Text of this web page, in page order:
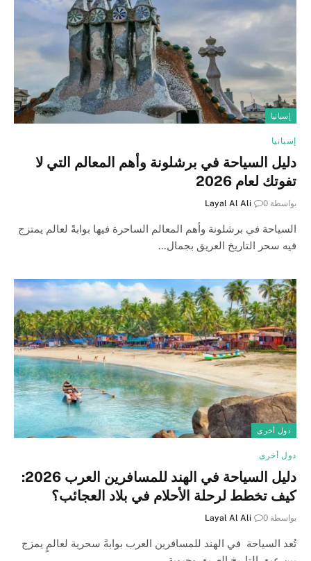
إسبانيا
إسبانيا
دليل السياحة في برشلونة وأهم المعالم التي لا
تفوتك لعام 2026
بواسطة Layal Al Ali 0
السياحة في برشلونة وأهم المعالم الساحرة فيها بوابةً لعالم يمتزج
فيه سحر التاريخ العريق بجمال…
دول أخرى
دول أخرى
دليل السياحة في الهند للمسافرين العرب 2026:
كيف تخطط لرحلة الأحلام في بلاد العجائب؟
بواسطة Layal Al Ali 0
تُعد السياحة في الهند للمسافرين العرب بوابةً سحرية لعالمٍ يمزج